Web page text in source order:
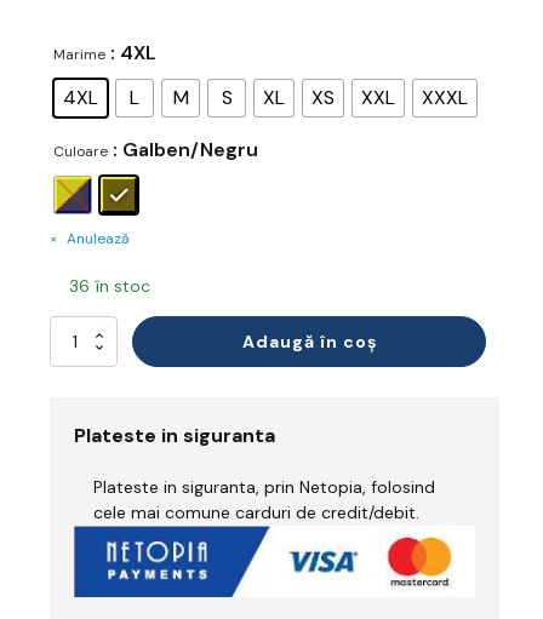
Marime : 4XL
4XL
L M S XL XS XXL XXXL
Culoare : Galben/Negru
Anulează
36 în stoc
Cantitate
Tricou
Adaugă în coș
Plateste in siguranta
Plateste in siguranta, prin Netopia, folosind
cele mai comune carduri de credit/debit.